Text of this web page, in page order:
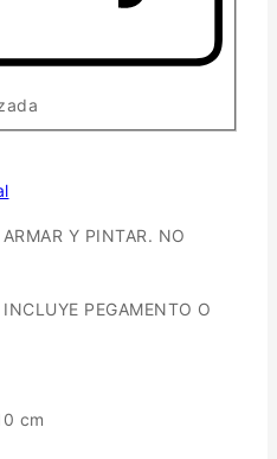
Y PINTAR. NO
PEGAMENTO O
cm